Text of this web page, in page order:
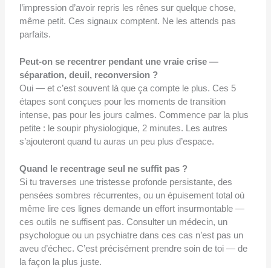
l’impression d’avoir repris les rênes sur quelque chose,
même petit. Ces signaux comptent. Ne les attends pas
parfaits.
Peut-on se recentrer pendant une vraie crise —
séparation, deuil, reconversion ?
Oui — et c’est souvent là que ça compte le plus. Ces 5
étapes sont conçues pour les moments de transition
intense, pas pour les jours calmes. Commence par la plus
petite : le soupir physiologique, 2 minutes. Les autres
s’ajouteront quand tu auras un peu plus d’espace.
Quand le recentrage seul ne suffit pas ?
Si tu traverses une tristesse profonde persistante, des
pensées sombres récurrentes, ou un épuisement total où
même lire ces lignes demande un effort insurmontable —
ces outils ne suffisent pas. Consulter un médecin, un
psychologue ou un psychiatre dans ces cas n’est pas un
aveu d’échec. C’est précisément prendre soin de toi — de
la façon la plus juste.